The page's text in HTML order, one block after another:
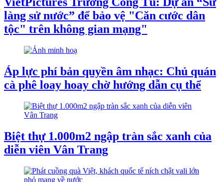
làng sử nước” để bảo vệ "Căn cước dân
tộc" trên không gian mạng"
Áp lực phí bản quyền âm nhạc: Chủ quán
cà phê loay hoay chờ hướng dẫn cụ thể
Biệt thự 1.000m2 ngập tràn sắc xanh của
diễn viên Vân Trang